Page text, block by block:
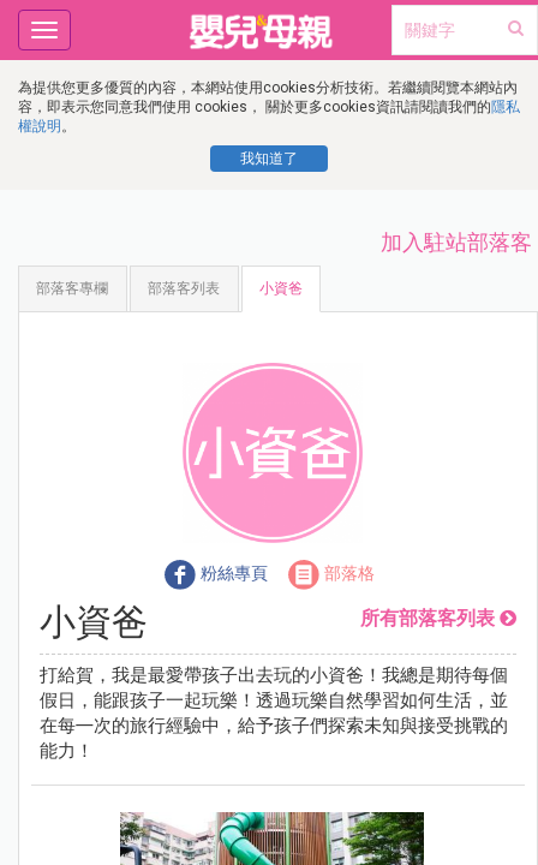
為提供您更多優質的內容，本網站使用cookies分析技術。若繼續閱覽本網站內
容，即表示您同意我們使用 cookies， 關於更多cookies資訊請閱讀我們的隱私
權說明 。
我知道了
Toggle
navigation
加入駐站部落客
部落客專欄 部落客列表 小資爸
粉絲專頁 部落格
小資爸 所有部落客列表
打給賀，我是最愛帶孩子出去玩的小資爸！我總是期待每個
假日，能跟孩子一起玩樂！透過玩樂自然學習如何生活，並
在每㇐次的旅行經驗中，給予孩子們探索未知與接受挑戰的
能力！